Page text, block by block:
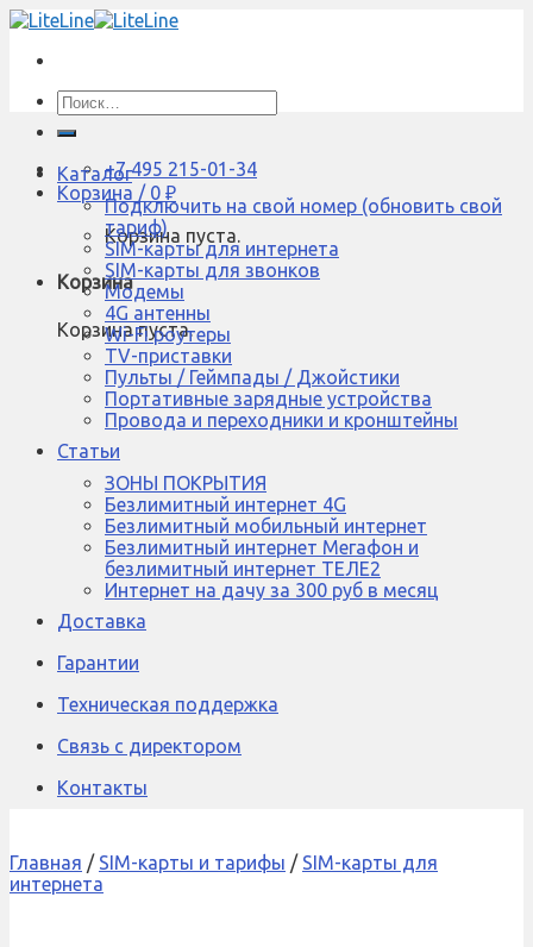
Skip
content
Искать:
+7 495 215-01-34
Корзина / 0 ₽
Корзина пуста.
Корзина
Корзина пуста.
Каталог
Подключить на свой номер (обновить свой
тариф)
SIM-карты для интернета
SIM-карты для звонков
Модемы
4G антенны
Wi-Fi роутеры
TV-приставки
Пульты / Геймпады / Джойстики
Портативные зарядные устройства
Провода и переходники и кронштейны
Статьи
ЗОНЫ ПОКРЫТИЯ
Безлимитный интернет 4G
Безлимитный мобильный интернет
Безлимитный интернет Мегафон и
безлимитный интернет ТЕЛЕ2
Интернет на дачу за 300 руб в месяц
Доставка
Гарантии
Техническая поддержка
Связь с директором
Контакты
Главная / SIM-карты и тарифы / SIM-карты для
интернета